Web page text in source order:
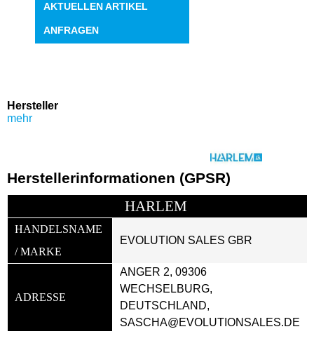
AKTUELLEN ARTIKEL
ANFRAGEN
Hersteller
mehr
Herstellerinformationen (GPSR)
HARLEM
HANDELSNAME
/ MARKE
EVOLUTION SALES GBR
ADRESSE
ANGER 2, 09306
WECHSELBURG,
DEUTSCHLAND,
SASCHA@EVOLUTIONSALES.DE